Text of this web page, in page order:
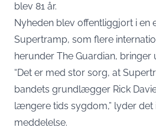
blev 81 år.
Nyheden blev offentliggjort i
Supertramp, som flere
herunder The Guardian, bringer
“Det er med stor sorg, at
bandets grundlægger Rick
længere tids sygdom,” lyder det
meddelelse.